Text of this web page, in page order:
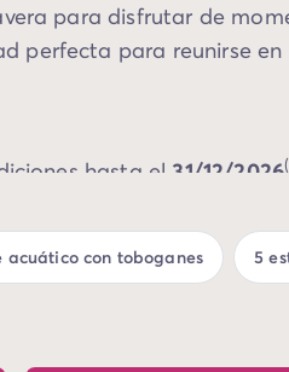
para disfrutar de
perfecta para reunirse en
hasta el 31/12/2026
acuático con toboganes 5